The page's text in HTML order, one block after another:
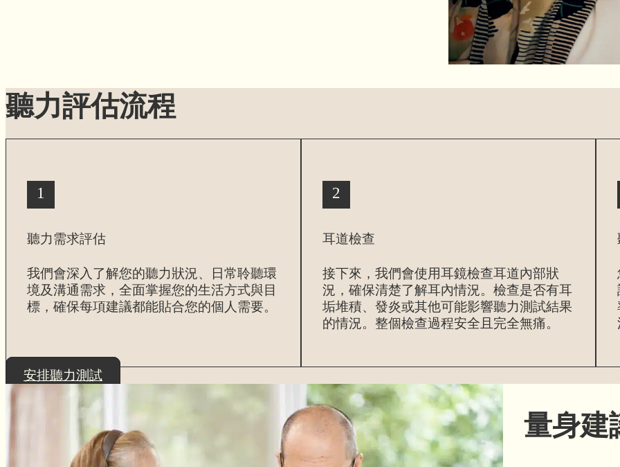
聽力評估流程
1
聽力需求評估
我們會深入了解您的聽力狀況、日常聆聽環
境及溝通需求，全面掌握您的生活方式與目
標，確保每項建議都能貼合您的個人需要。
2
耳道檢查
接下來，我們會使用耳鏡檢查耳道內部狀
況，確保清楚了解耳內情況。檢查是否有耳
垢堆積、發炎或其他可能影響聽力測試結果
的情況。整個檢查過程安全且完全無痛。
安排聽力測試
量身建